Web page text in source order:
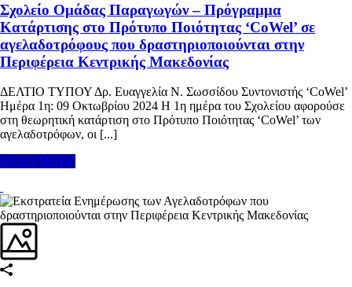
Σχολείο Ομάδας Παραγωγών – Πρόγραμμα
Κατάρτισης στο Πρότυπο Ποιότητας ‘CoWel’ σε
αγελαδοτρόφους που δραστηριοποιούνται στην
Περιφέρεια Κεντρικής Μακεδονίας
ΔΕΛΤΙΟ ΤΥΠΟΥ Δρ. Ευαγγελία Ν. Σωσσίδου Συντονιστής ‘CoWel’
Ημέρα 1η: 09 Οκτωβρίου 2024 Η 1η ημέρα του Σχολείου αφορούσε
στη θεωρητική κατάρτιση στο Πρότυπο Ποιότητας ‘CoWel’ των
αγελαδοτρόφων, οι [...]
READ MORE